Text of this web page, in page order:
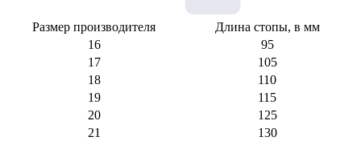
Размер производителя
Длина стопы, в мм
16
95
17
105
18
110
19
115
20
125
21
130